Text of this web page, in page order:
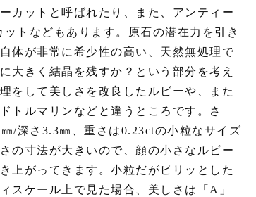
カットと呼ばれたり、また、アンティー
トなどもあります。原石の潜在力を引き
体が非常に希少性の高い、天然無処理で
大きく結晶を残すか？という部分を考え
をして美しさを改良したルビーや、また
トルマリンなどと違うところです。さ
/深さ3.3㎜、重さは0.23ctの小粒なサイズ
の寸法が大きいので、顔の小さなルビー
上がってきます。小粒だがピリッとした
スケール上で見た場合、美しさは「A」